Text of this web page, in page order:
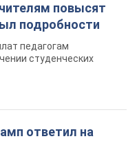
повысят
подробности
педагогам
студенческих
ответил на